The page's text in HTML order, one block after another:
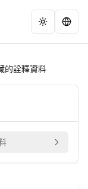
的詮釋資料